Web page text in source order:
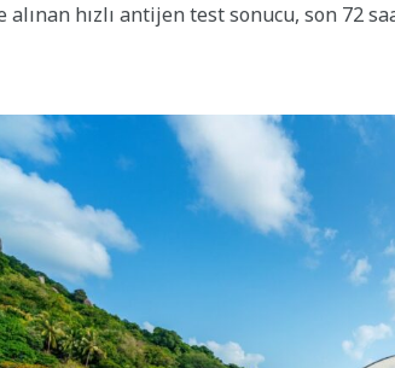
alınan hızlı antijen test sonucu, son 72